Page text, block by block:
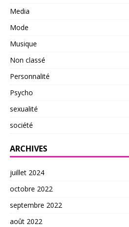
Media
Mode
Musique
Non classé
Personnalité
Psycho
sexualité
société
ARCHIVES
juillet 2024
octobre 2022
septembre 2022
août 2022